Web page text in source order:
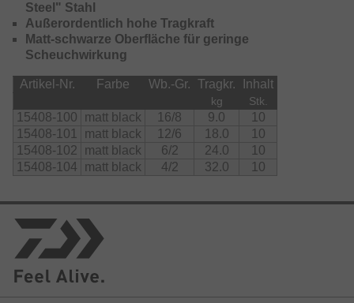
Steel" Stahl
Außerordentlich hohe Tragkraft
Matt-schwarze Oberfläche für geringe
Scheuchwirkung
Artikel-Nr. Farbe Wb.-Gr. Tragkr. Inhalt
kg Stk.
15408-100 matt black 16/8 9.0
10
15408-101
matt black 12/6 18.0
10
15408-102
matt black 6/2 24.0
10
15408-104
matt black 4/2 32.0 10